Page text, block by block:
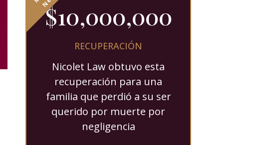
$10,000,000
RECUPERACIÓN
Nicolet Law obtuvo esta
recuperación para una
familia que perdió a su ser
querido por muerte por
negligencia